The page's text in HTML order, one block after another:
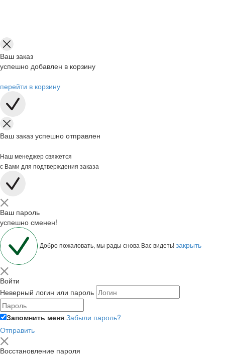
Ваш заказ
успешно добавлен в корзину
перейти в корзину
Ваш заказ успешно отправлен
Наш менеджер свяжется
с Вами для подтверждения заказа
Ваш пароль
успешно сменен!
Добро пожаловать, мы рады снова Вас видеть!закрыть
Войти
Неверный логин или пароль
Запомнить меня Забыли пароль?
Отправить
Восстановление пароля